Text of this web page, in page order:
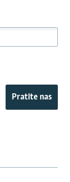
Pratite nas